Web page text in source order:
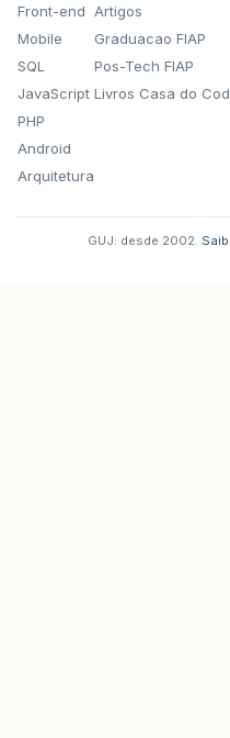
Front-end
Mobile
SQL
JavaScript
PHP
Android
Arquitetura
Artigos
Graduacao FIAP
Pos-Tech FIAP
Livros Casa do
GUJ: desde 2002.